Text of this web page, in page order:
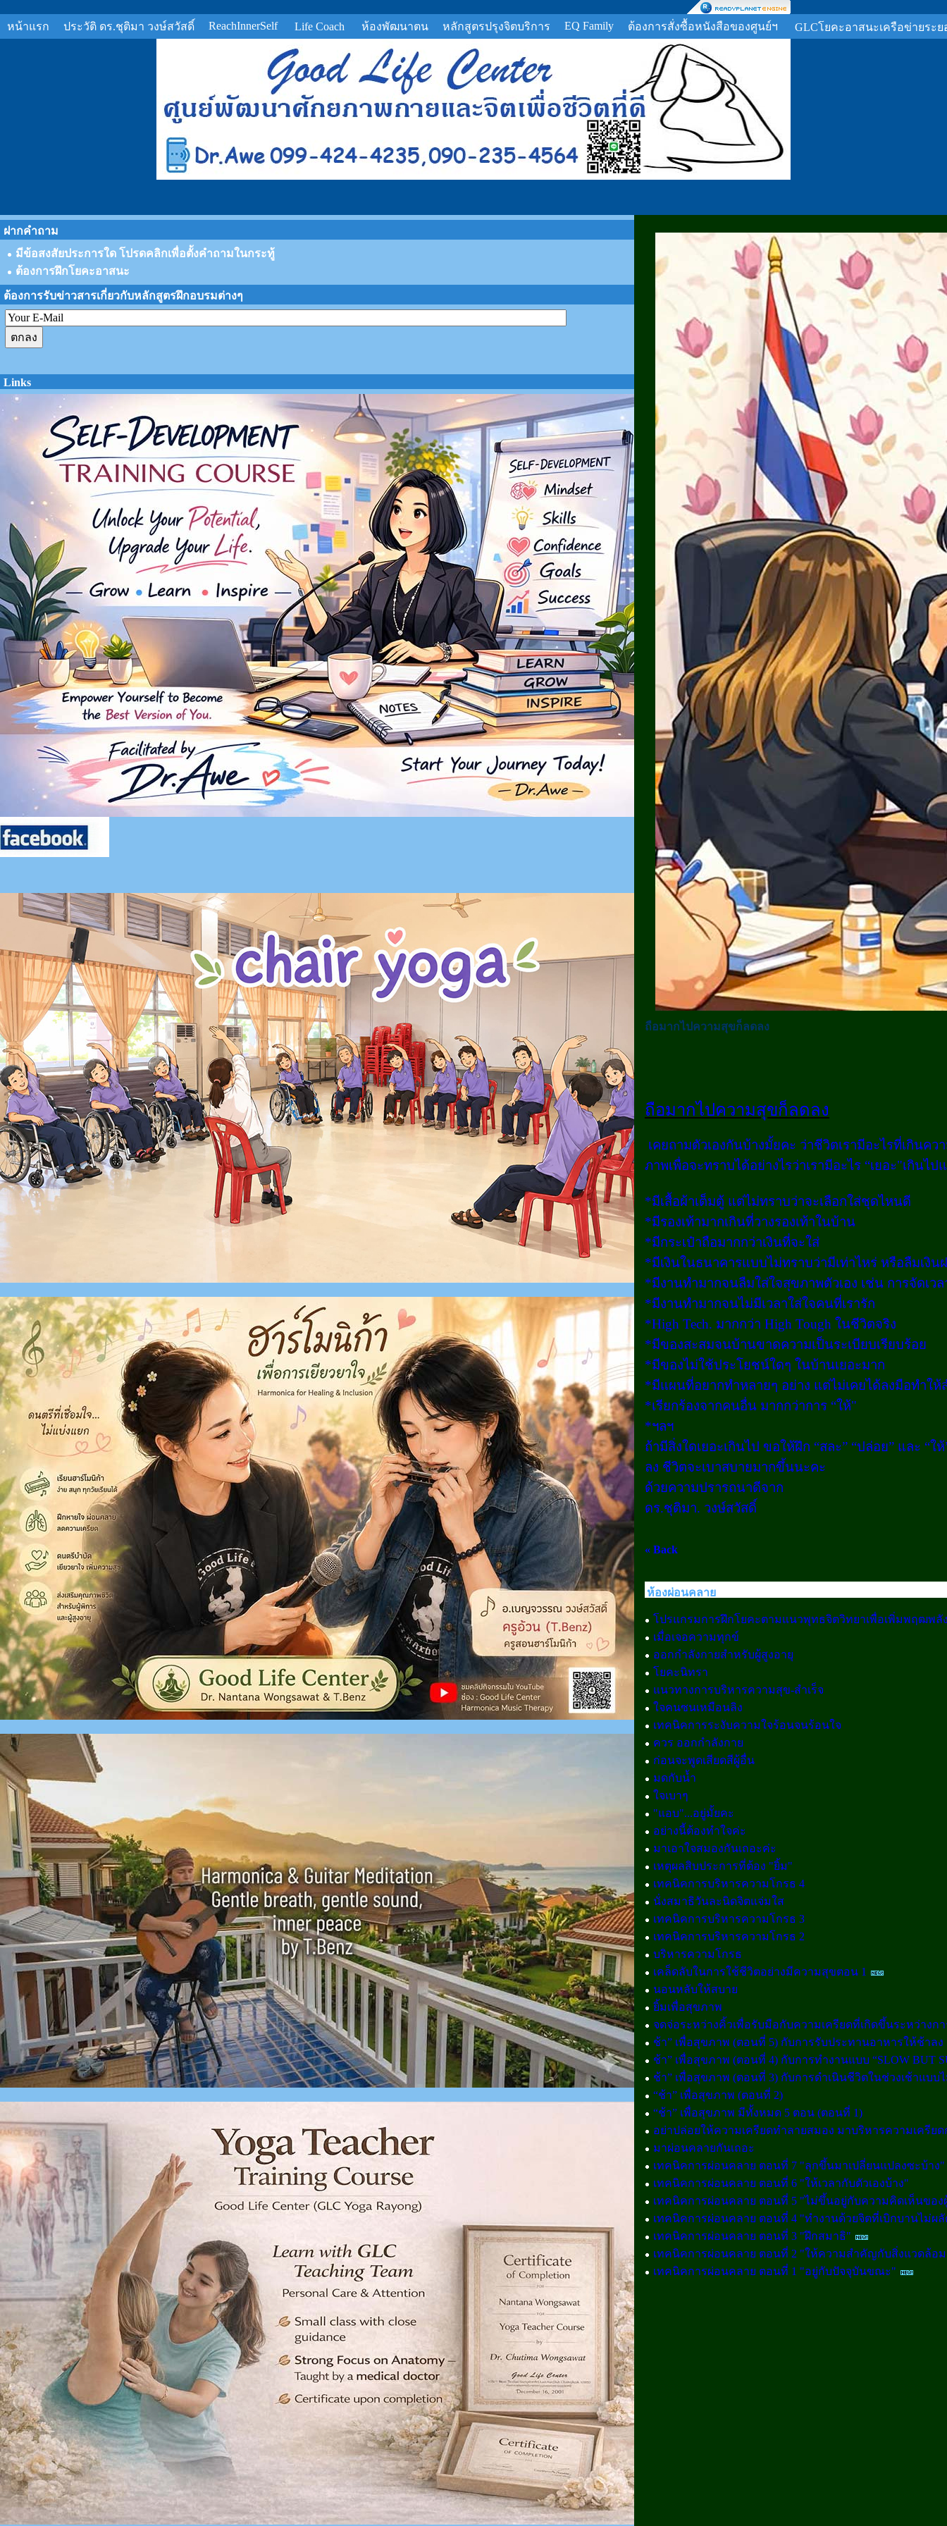
หน้าแรก ประวัติ ดร.ชุติมา วงษ์สวัสดิ์ ReachInnerSelf Life Coach ห้องพัฒนาตน หลักสูตรปรุงจิตบริการ EQ Family ต้องการสั่งซื้อหนังสือของศูนย์ฯ GLCโยคะอาสนะเครือข่ายระย
ฝากคำถาม
มีข้อสงสัยประการใด โปรดคลิกเพื่อตั้งคำถามในกระทู้
ต้องการฝึกโยคะอาสนะ
ต้องการรับข่าวสารเกี่ยวกับหลักสูตรฝึกอบรมต่างๆ
Links
ถือมากไปความสุขก็ลดลง
ถือมากไปความสุขก็ลดลง
เคยถามตัวเองกันบ้างมั้ยคะ ว่าชีวิตเรามีอะไรที่เกินค
ภาพเพื่อจะทราบได้อย่างไรว่าเรามีอะไร “เยอะ"เกินไ
*มีเสื้อผ้าเต็มตู้ แต่ไม่ทราบว่าจะเลือกใส่ชุดไหนดี
*มีรองเท้ามากเกินที่วางรองเท้าในบ้าน
*มีกระเป๋าถือมากกว่าเงินที่จะใส่
*มีเงินในธนาคารแบบไม่ทราบว่ามีเท่าไหร่ หรือลืมเงิ
*มีงานทำมากจนลืมใส่ใจสุขภาพตัวเอง เช่น การจัดเว
*มีงานทำมากจนไม่มีเวลาใส่ใจคนที่เรารัก
*High Tech. มากกว่า High Tough ในชีวิตจริง
*มีของสะสมจนบ้านขาดความเป็นระเบียบเรียบร้อย
*มีของไม่ใช้ประโยชน์ใดๆ ในบ้านเยอะมาก
*มีแผนที่อยากทำหลายๆ อย่าง แต่ไม่เคยได้ลงมือทำให้
*เรียกร้องจากคนอื่น มากกว่าการ “ให้"
*ฯลฯ
ถ้ามีสิ่งใดเยอะเกินไป ขอให้ฝึก “สละ” “ปล่อย” และ
ลง ชีวิตจะเบาสบายมากขึ้นนะคะ
ด้วยความปรารถนาดีจาก
ดร.ชุติมา. วงษ์สวัสดิ์
« Back
ห้องผ่อนคลาย
โปรแกรมการฝึกโยคะตามแนวพุทธจิตวิทยาเพื่อเพิ่มพฤฒพลั
เมื่อเจอความทุกข์
ออกกำลังกายสำหรับผู้สูงอายุ
โยคะนิทรา
แนวทางการบริหารความสุข-สำเร็จ
ใจคนซนเหมือนลิง
เทคนิคการระงับความใจร้อนจนร้อนใจ
ควร ออกกำลังกาย
ก่อนจะพูดเสียดสีผู้อื่น
มดกับน้ำ
ใจเบาๆ
"แอบ"...อยู่มั้ยคะ
อย่างนี้ต้องทำใจค่ะ
มาเอาใจสมองกันเถอะค่ะ
เหตุผลสิบประการที่ต้อง "ยิ้ม"
เทคนิคการบริหารความโกรธ 4
นั่งสมาธิวันละนิดจิตแจ่มใส
เทคนิคการบริหารความโกรธ 3
เทคนิคการบริหารความโกรธ 2
บริหารความโกรธ
เคล็ดลับในการใช้ชีวิตอย่างมีความสุขตอน 1
นอนหลับให้สบาย
ยิ้มเพื่อสุขภาพ
จดจ่อระหว่างคิ้วเพื่อรับมือกับความเครียดที่เกิดขึ้นระหว่างก
ช้า” เพื่อสุขภาพ (ตอนที่ 5) กับการรับประทานอาหารให้ช้าลง
ช้า” เพื่อสุขภาพ (ตอนที่ 4) กับการทำงานแบบ “SLOW BUT
ช้า” เพื่อสุขภาพ (ตอนที่ 3) กับการดำเนินชีวิตในช่วงเช้าแบบไ
“ช้า” เพื่อสุขภาพ (ตอนที่ 2)
“ช้า” เพื่อสุขภาพ มีทั้งหมด 5 ตอน (ตอนที่ 1)
อย่าปล่อยให้ความเครียดทำลายสมอง มาบริหารความเครียด
มาผ่อนคลายกันเถอะ
เทคนิคการผ่อนคลาย ตอนที่ 7 "ลุกขึ้นมาเปลี่ยนแปลงซะบ้าง"
เทคนิคการผ่อนคลาย ตอนที่ 6 "ให้เวลากับตัวเองบ้าง"
เทคนิคการผ่อนคลาย ตอนที่ 5 "ไม่ขึ้นอยู่กับความคิดเห็นของ
เทคนิคการผ่อนคลาย ตอนที่ 4 "ทำงานด้วยจิตที่เบิกบานไม่ผ
เทคนิคการผ่อนคลาย ตอนที่ 3 "ฝึกสมาธิ"
เทคนิคการผ่อนคลาย ตอนที่ 2 "ให้ความสำคัญกับสิ่งแวดล้อ
เทคนิคการผ่อนคลาย ตอนที่ 1 "อยู่กับปัจจุบันขณะ"